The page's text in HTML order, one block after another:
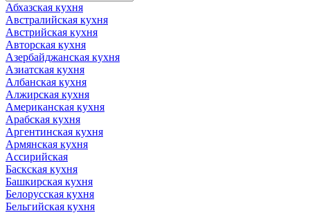
Абхазская кухня
Австралийская кухня
Австрийская кухня
Авторская кухня
Азербайджанская кухня
Азиатская кухня
Албанская кухня
Алжирская кухня
Американская кухня
Арабская кухня
Аргентинская кухня
Армянская кухня
Ассирийская
Баскская кухня
Башкирская кухня
Белорусская кухня
Бельгийская кухня